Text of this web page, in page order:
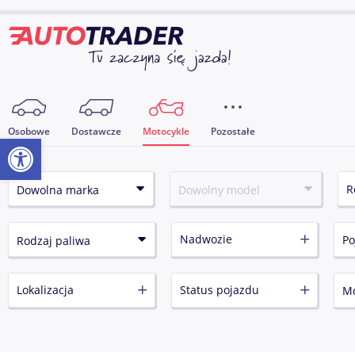
Osobowe Dostawcze Motocykle Pozostałe
Nadwozie
Lokalizacja Status pojazdu
Otwórz pasek narzędzi